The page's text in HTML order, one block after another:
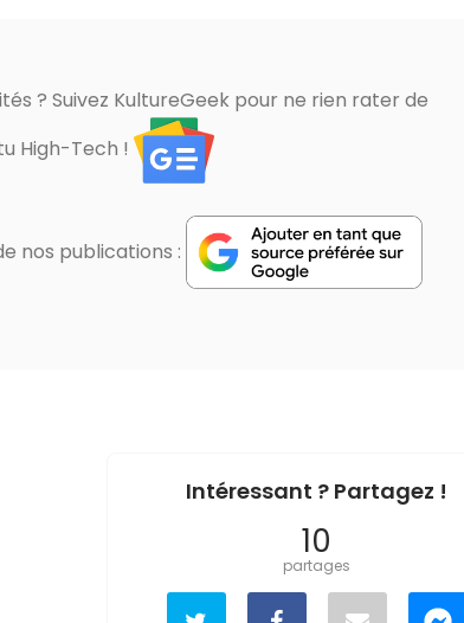
? Suivez KultureGeek pour ne rien rater de
High-Tech !
nos publications :
Intéressant ? Partagez !
10
partages